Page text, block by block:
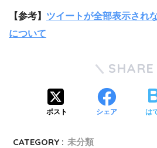
【参考】 ツイートが全部表示され
について
SHARE
ポスト シェア は
CATEGORY : 未分類